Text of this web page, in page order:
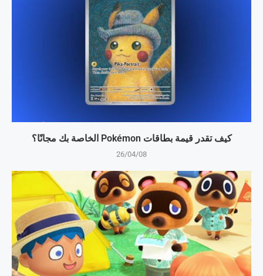
كيف تقدر قيمة بطاقات Pokémon الخاصة بك مجانًا؟
26/04/08